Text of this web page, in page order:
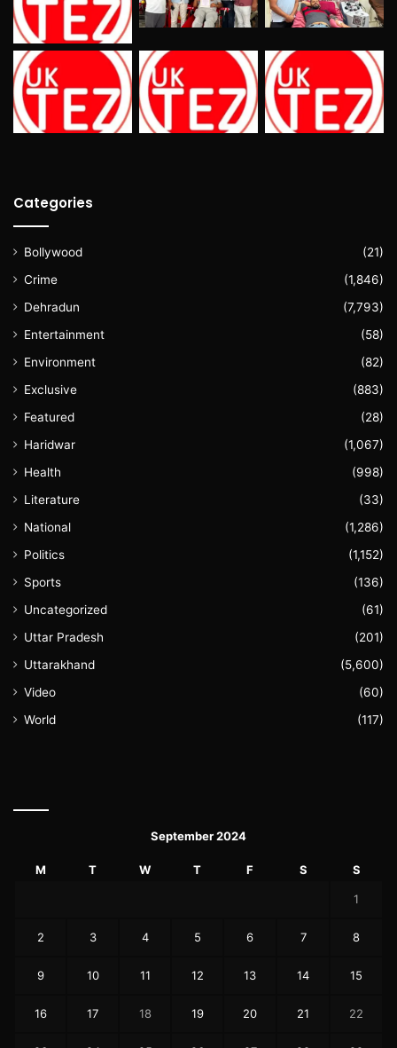
Categories
Bollywood
(21)
Crime
(1,846)
Dehradun
(7,793)
Entertainment
(58)
Environment
(82)
Exclusive
(883)
Featured
(28)
Haridwar
(1,067)
Health
(998)
Literature
(33)
National
(1,286)
Politics
(1,152)
Sports
(136)
Uncategorized
(61)
Uttar Pradesh
(201)
Uttarakhand
(5,600)
Video
(60)
World
(117)
September 2024
M T W T F S S
1
2 3 4 5 6 7 8
9 10 11 12 13 14 15
16 17 18 19 20 21 22